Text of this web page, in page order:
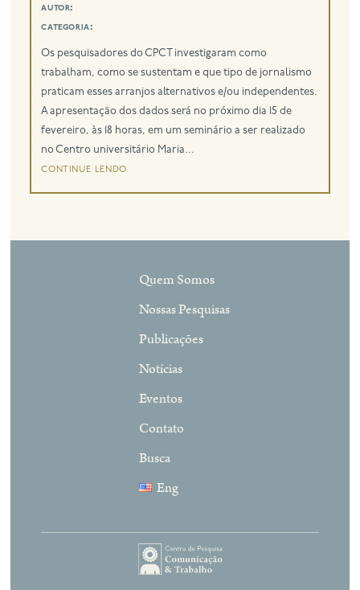
autor:
categoria:
Os pesquisadores do CPCT investigaram como
trabalham, como se sustentam e que tipo de jornalismo
praticam esses arranjos alternativos e/ou independentes.
A apresentação dos dados será no próximo dia 15 de
fevereiro, às 18 horas, em um seminário a ser realizado
no Centro universitário Maria...
continue lendo
Quem Somos
Nossas Pesquisas
Publicações
Notícias
Eventos
Contato
Busca
Eng